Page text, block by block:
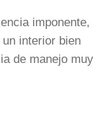
imponente,
interior bien
de manejo muy